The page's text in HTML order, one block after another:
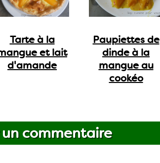
Tarte à la
et lait
d'amande
Paupiettes de
dinde à la
mangue au
cookéo
commentaire